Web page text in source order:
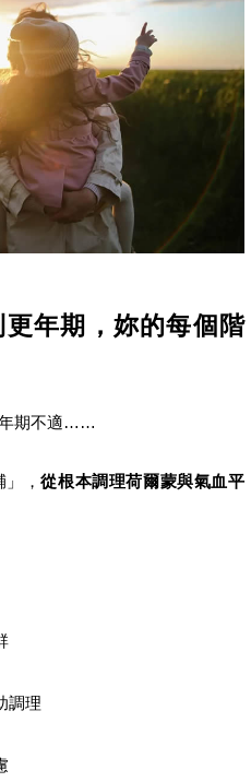
年期，妳的每個階
年期不適……
」，從根本調理荷爾蒙與氣血平
調理